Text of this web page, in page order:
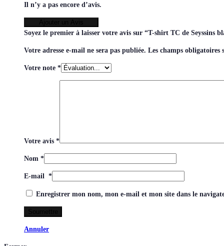
Il n’y a pas encore d’avis.
Soyez le premier à laisser votre avis sur “T-shirt TC de Seyssins
Votre adresse e-mail ne sera pas publiée. Les champs obligatoires
Votre note *
Votre avis *
Nom *
E-mail *
Enregistrer mon nom, mon e-mail et mon site dans le
Annuler